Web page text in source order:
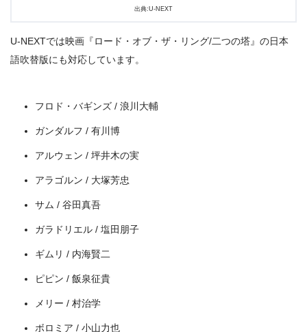
＼＼31日間無料!!お試し解約もOK／／
今すぐ無料でU-NEXTで見る
出典:U-NEXT
U-NEXTでは映画『ロード・オブ・ザ・リング/二つの塔』の日本
語吹替版にも対応しています。
フロド・バギンズ / 浪川大輔
ガンダルフ / 有川博
アルウェン / 坪井木の実
アラゴルン / 大塚芳忠
サム / 谷田真吾
ガラドリエル / 塩田朋子
ギムリ / 内海賢二
ピピン / 飯泉征貴
メリー / 村治学
ボロミア / 小山力也